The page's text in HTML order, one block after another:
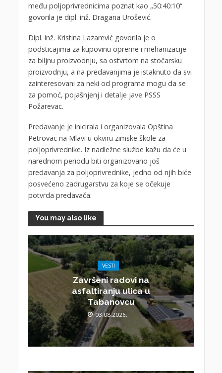
među poljoprivrednicima poznat kao „50:40:10“
govorila je dipl. inž. Dragana Urošević.
Dipl. inž. Kristina Lazarević govorila je o
podsticajima za kupovinu opreme i mehanizacije
za biljnu proizvodnju, sa ostvrtom na stočarsku
proizvodnju, a na predavanjima je istaknuto da svi
zainteresovani za neki od programa mogu da se
za pomoć, pojašnjenj i detalje jave PSSS
Požarevac.
Predavanje je inicirala i organizovala Opština
Petrovac na Mlavi u okviru zimske škole za
poljoprivrednike. Iz nadležne službe kažu da će u
narednom periodu biti organizovano još
predavanja za poljoprivrednike, jedno od njih biće
posvećeno zadrugarstvu za koje se očekuje
potvrda predavača.
You may also like
VESTI
Završeni radovi na
asfaltiranju ulica u
Tabanovcu
03.08.2026.